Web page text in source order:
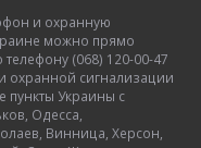
и охранную
можно прямо
(068) 120-00-47
охранной сигнализации
пункты Украины с
Одесса,
Винница, Херсон,